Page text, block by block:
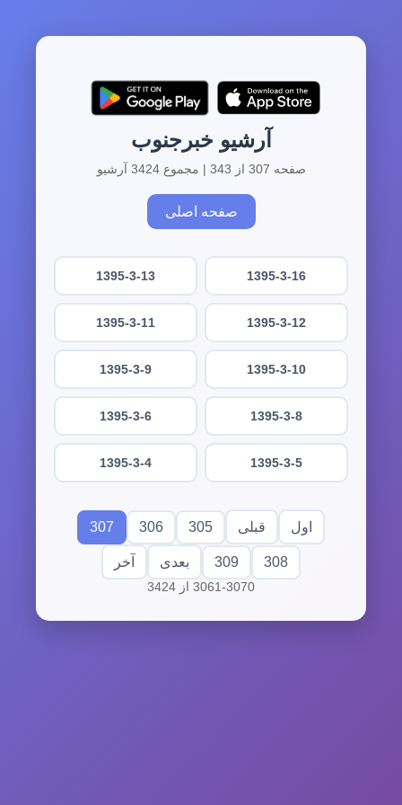
آرشیو خبرجنوب
صفحه 307 از 343 | مجموع 3424 آرشیو
صفحه اصلی
1395-3-16
1395-3-13
1395-3-12
1395-3-11
1395-3-10
1395-3-9
1395-3-8
1395-3-6
1395-3-5
1395-3-4
اول قبلی 305
306
307
308
309 بعدی آخر
3061-3070 از 3424